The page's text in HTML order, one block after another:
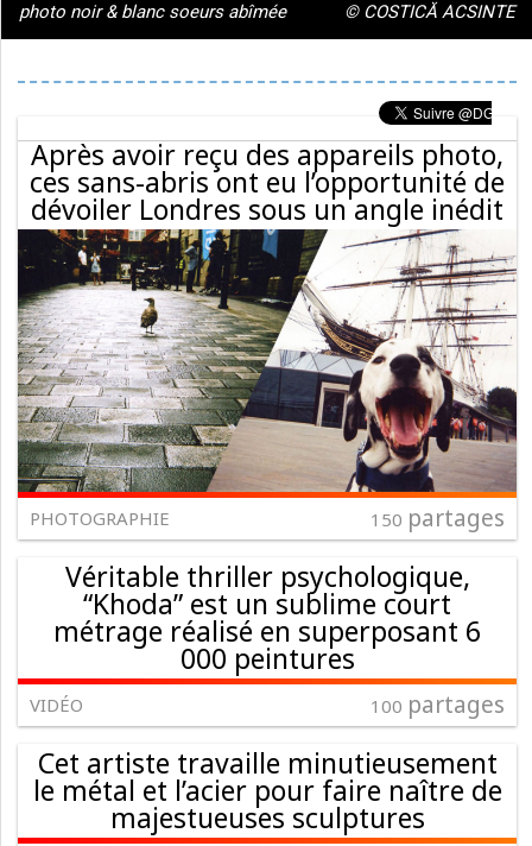
photo noir & blanc soeurs abîmée © COSTICĂ ACSINTE
Après avoir reçu des appareils photo,
ces sans-abris ont eu l’opportunité de
dévoiler Londres sous un angle inédit
PHOTOGRAPHIE 150 partages
Véritable thriller psychologique,
“Khoda” est un sublime court
métrage réalisé en superposant 6
000 peintures
VIDÉO 100 partages
Cet artiste travaille minutieusement
le métal et l’acier pour faire naître de
majestueuses sculptures